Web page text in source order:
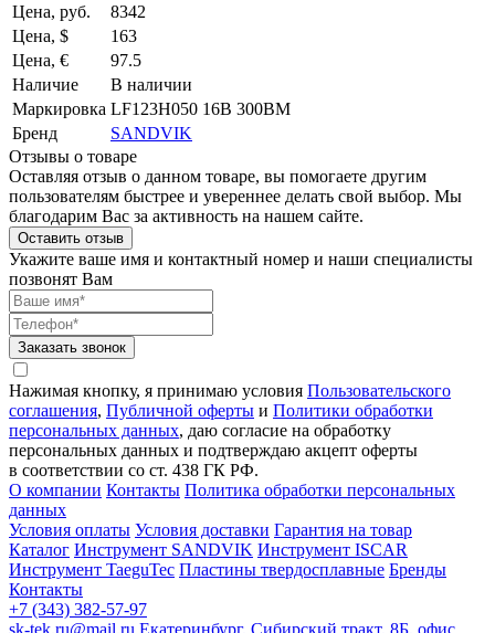
Цена, руб.
8342
Цена, $
163
Цена, €
97.5
Наличие
В наличии
Маркировка LF123H050 16B 300BM
Бренд
SANDVIK
Отзывы о товаре
Оставляя отзыв о данном товаре, вы помогаете другим
пользователям быстрее и увереннее делать свой выбор. Мы
благодарим Вас за активность на нашем сайте.
Оставить отзыв
Укажите ваше имя и контактный номер и наши специалисты
позвонят Вам
Заказать звонок
Нажимая кнопку, я принимаю условия Пользовательского
соглашения, Публичной оферты и Политики обработки
персональных данных, даю согласие на обработку
персональных данных и подтверждаю акцепт оферты
в соответствии со ст. 438 ГК РФ.
О компании Контакты Политика обработки персональных
данных
Условия оплаты Условия доставки Гарантия на товар
Каталог Инструмент SANDVIK Инструмент ISCAR
Инструмент TaeguTec Пластины твердосплавные Бренды
Контакты
+7 (343) 382-57-97